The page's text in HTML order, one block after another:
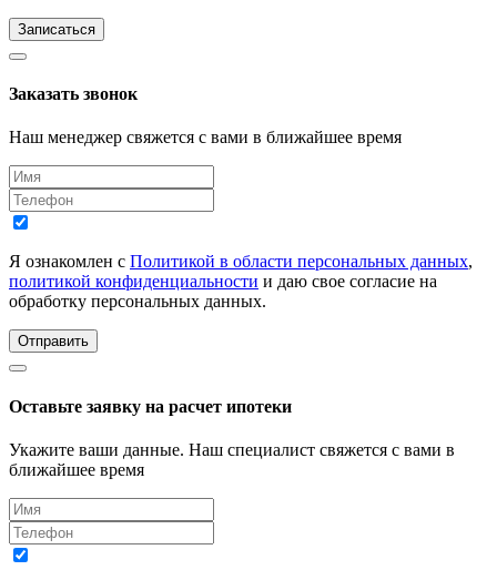
Записаться
Заказать звонок
Наш менеджер свяжется с вами в ближайшее время
Я ознакомлен с Политикой в области персональных данных,
политикой конфиденциальности и даю свое согласие на
обработку персональных данных.
Отправить
Оставьте заявку на расчет ипотеки
Укажите ваши данные. Наш специалист свяжется с вами в
ближайшее время